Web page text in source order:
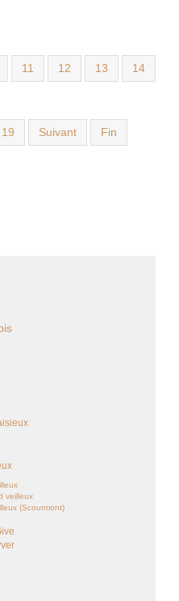
11 12 13 14
19 Suivant Fin
veilleux
(Scourmont)